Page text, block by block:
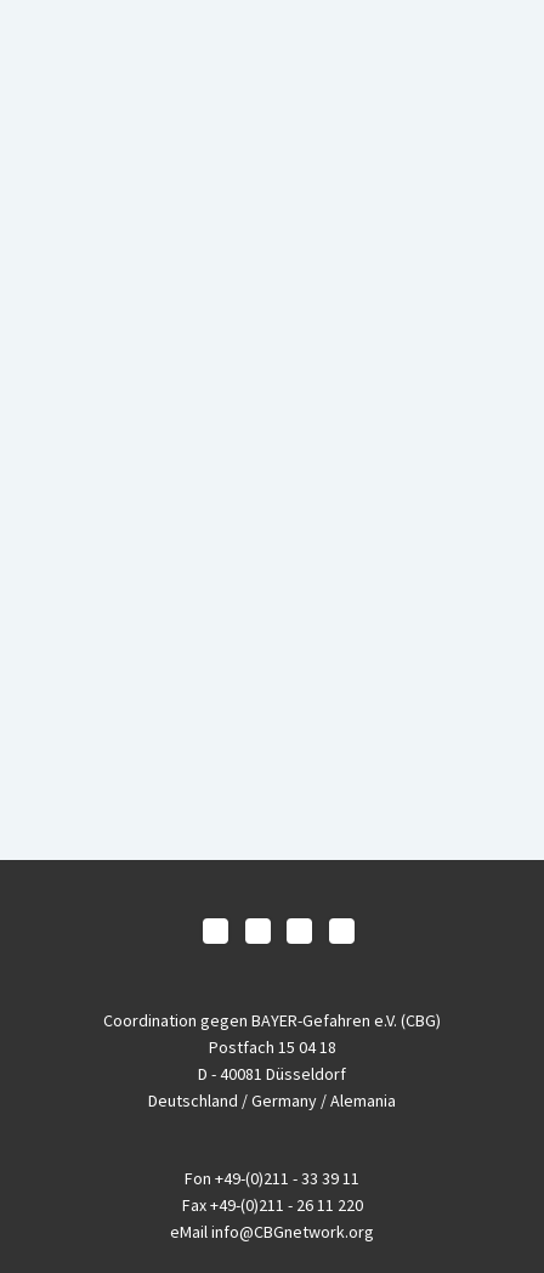
Coordination gegen BAYER-Gefahren e.V. (CBG)
Postfach 15 04 18
D - 40081 Düsseldorf
Deutschland / Germany / Alemania
Fon +49-(0)211 - 33 39 11
Fax+49-(0)211 - 26 11 220
eMailinfo@CBGnetwork.org